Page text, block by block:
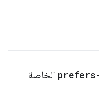
الخاصة